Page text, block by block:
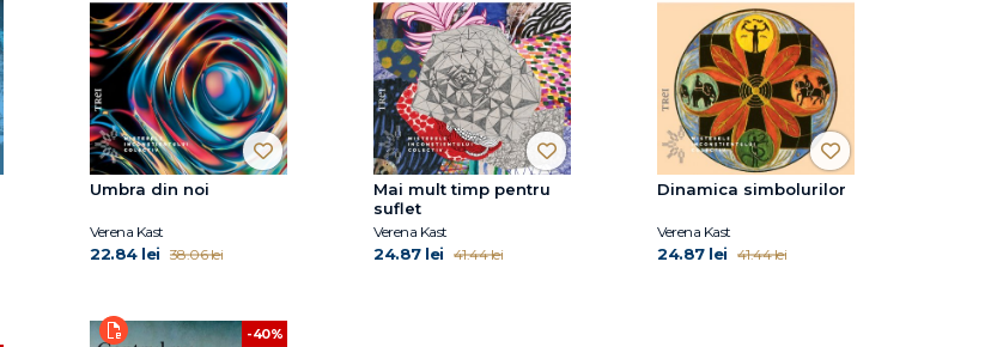
Umbra din noi
Verena Kast
22.84 lei 38.06 lei
Mai mult timp pentru
suflet
Verena Kast
24.87 lei 41.44 lei
Dinamica simbolurilor
Verena Kast
24.87 lei 41.44 lei
-40%